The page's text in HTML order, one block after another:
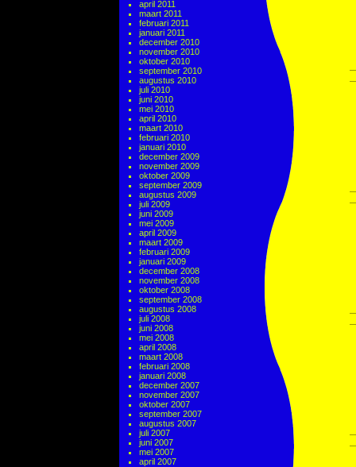
april 2011
maart 2011
februari 2011
januari 2011
december 2010
november 2010
oktober 2010
september 2010
augustus 2010
juli 2010
juni 2010
mei 2010
april 2010
maart 2010
februari 2010
januari 2010
december 2009
november 2009
oktober 2009
september 2009
augustus 2009
juli 2009
juni 2009
mei 2009
april 2009
maart 2009
februari 2009
januari 2009
december 2008
november 2008
oktober 2008
september 2008
augustus 2008
juli 2008
juni 2008
mei 2008
april 2008
maart 2008
februari 2008
januari 2008
december 2007
november 2007
oktober 2007
september 2007
augustus 2007
juli 2007
juni 2007
mei 2007
april 2007